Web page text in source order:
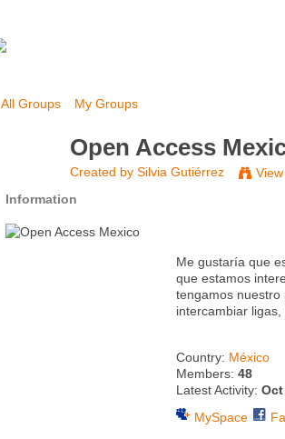
All Groups My Groups
Open Access
Created by Silvia Gutiérrez
Information
Me gustaría que
que estamos
tengamos nuestro
intercambiar ligas,
Country: México
Members: 48
Latest Activity: Oct
MySpace